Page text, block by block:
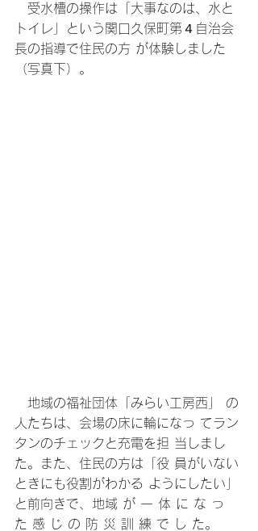
受水槽の操作は「大事なのは、水と
トイレ」という関口久保町第４自治会
長の指導で住民の方 が体験しました
（写真下）。
地域の福祉団体「みらい工房西」 の
人たちは、会場の床に輪になっ てラン
タンのチェックと充電を担 当しまし
た。また、住民の方は「役 員がいない
ときにも役割がわかる ようにしたい」
と前向きで、地域 が 一 体 に な っ
た 感 じ の 防 災 訓 練 で し た。